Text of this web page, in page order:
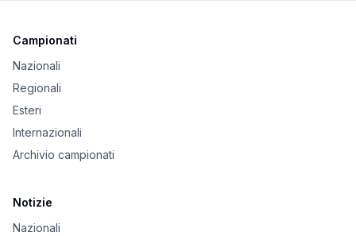
Campionati
Nazionali
Regionali
Esteri
Internazionali
Archivio campionati
Notizie
Nazionali